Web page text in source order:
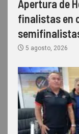
Apertura de
finalistas en
5 agosto, 2026